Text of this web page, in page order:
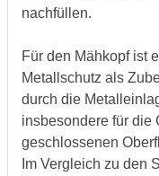
nachfüllen.
Für den Mähkopf ist
Metallschutz als
durch die
insbesondere für die
geschlossenen
Im Vergleich zu den